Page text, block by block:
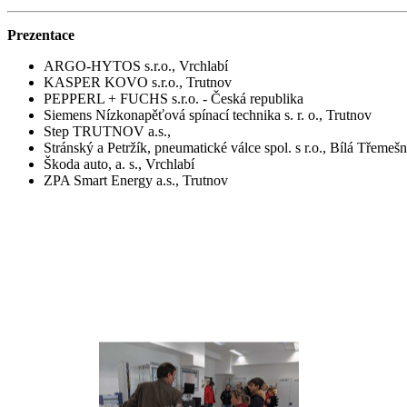
Prezentace
ARGO-HYTOS s.r.o., Vrchlabí
KASPER KOVO s.r.o., Trutnov
PEPPERL + FUCHS s.r.o. ‑ Česká republika
Siemens Nízkonapěťová spínací technika s. r. o., Trutnov
Step TRUTNOV a.s.,
Stránský a Petržík, pneumatické válce spol. s r.o., Bílá
Škoda auto, a. s., Vrchlabí
ZPA Smart Energy a.s., Trutnov